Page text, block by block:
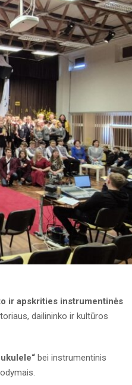
ir apskrities instrumentinės
dailininko ir kultūros
bei instrumentinis